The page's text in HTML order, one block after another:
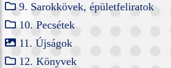
9. Sarokkövek, épületfeliratok
10. Pecsétek
11. Újságok
12. Könyvek